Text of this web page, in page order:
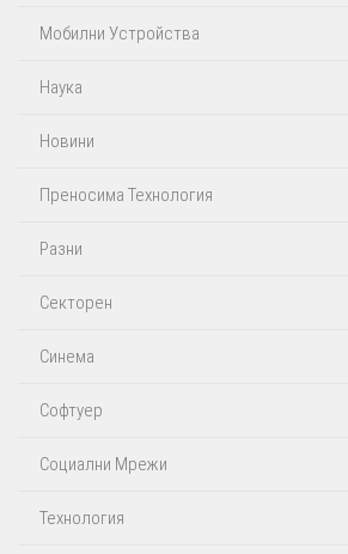
Мобилни Устройства
Наука
Новини
Преносима Технология
Разни
Секторен
Синема
Софтуер
Социални Мрежи
Технология